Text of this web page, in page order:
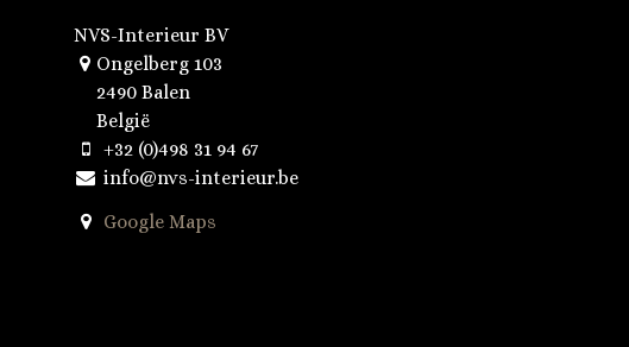
NVS-Interieur BV
Ongelberg 103
2490 Balen
België
+32 (0)498 31 94 67
info@nvs-interieur.be
Google Maps